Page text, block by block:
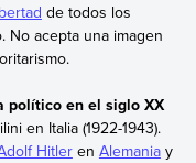
de todos los
No acepta una imagen
político en el siglo XX
en Italia (1922-1943).
Hitleren Alemaniay